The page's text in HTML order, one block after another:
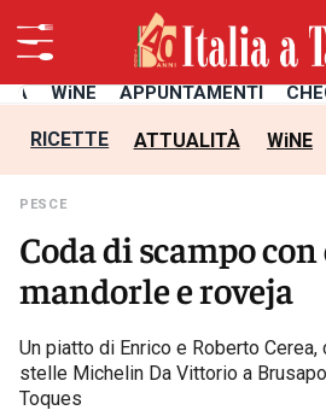
WiNE APPUNTAMENTI
RICETTE ATTUALITÀ WiNE
PESCE
Coda di scampo
mandorle e roveja
Un piatto di Enrico e Roberto
stelle Michelin Da Vittorio a
Toques